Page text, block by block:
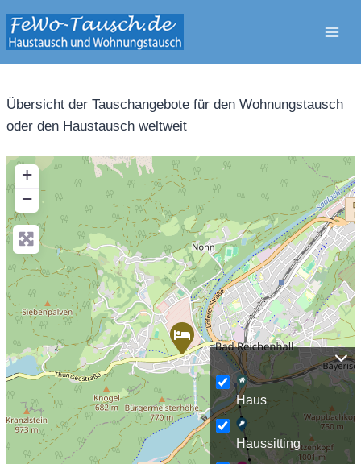
Inhalt
springen
Übersicht der Tauschangebote für den Wohnungstausch
oder den Haustausch weltweit
+
−
Haus
Haussitting